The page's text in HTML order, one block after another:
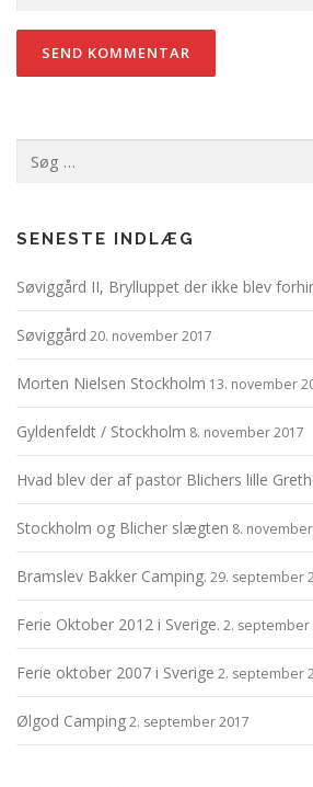
efter:
SENESTE INDLÆG
Søviggård II, Brylluppet der ikke blev
Søviggård 20. november 2017
Morten Nielsen Stockholm 13. november
Gyldenfeldt / Stockholm 8. november 2017
Hvad blev der af pastor Blichers lille
Stockholm og Blicher slægten 8.
Bramslev Bakker Camping. 29. september
Ferie Oktober 2012 i Sverige. 2. september
Ferie oktober 2007 i Sverige 2. september
Ølgod Camping2. september 2017